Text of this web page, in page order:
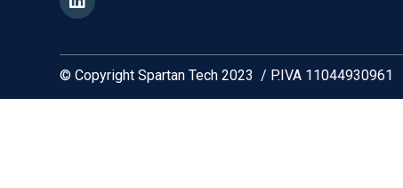
© Copyright Spartan Tech 2023 / P.IVA 11044930961